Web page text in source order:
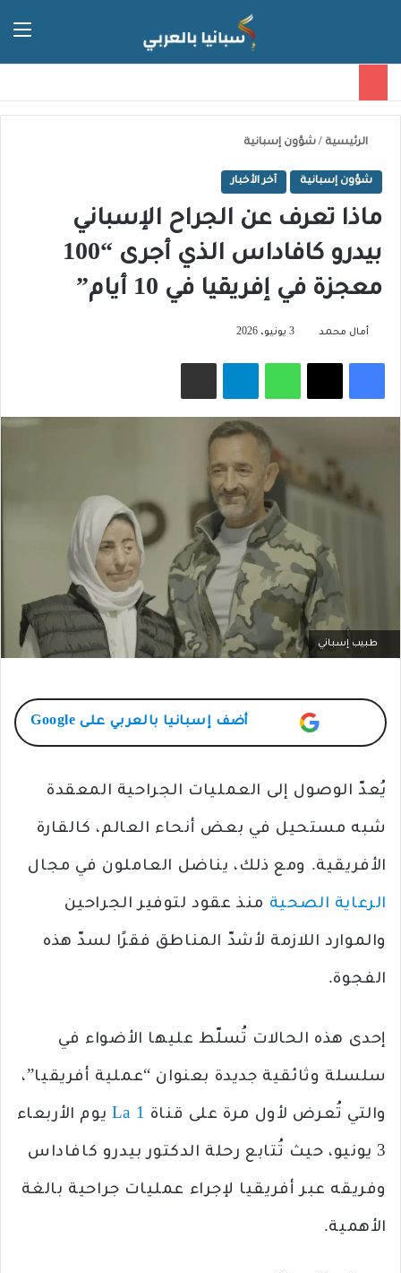
الرئيسية / شؤون إسبانية
شؤون إسبانية آخر الأخبار
ماذا تعرف عن الجراح الإسباني
بيدرو كافاداس الذي أجرى “100
معجزة في إفريقيا في 10 أيام”
أمال محمد 3 يونيو، 2026
فيسبوك‫X واتساب تيلقرام مشاركة عبر البريد
طبيب إسباني
أضف إسبانيا بالعربي على Google
يُعدّ الوصول إلى العمليات الجراحية المعقدة
شبه مستحيل في بعض أنحاء العالم، كالقارة
الأفريقية. ومع ذلك، يناضل العاملون في مجال
الرعاية الصحية منذ عقود لتوفير الجراحين
والموارد اللازمة لأشدّ المناطق فقرًا لسدّ هذه
الفجوة.
إحدى هذه الحالات تُسلّط عليها الأضواء في
سلسلة وثائقية جديدة بعنوان “عملية أفريقيا”،
والتي تُعرض لأول مرة على قناة La 1 يوم الأربعاء
3 يونيو، حيث تُتابع رحلة الدكتور بيدرو كافاداس
وفريقه عبر أفريقيا لإجراء عمليات جراحية بالغة
الأهمية.